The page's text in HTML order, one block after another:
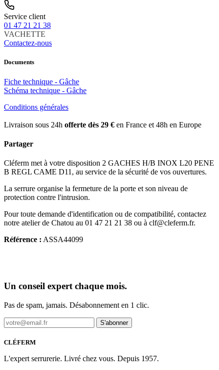
Service client
01 47 21 21 38
VACHETTE
Contactez-nous
Documents
Fiche technique - Gâche
Schéma technique - Gâche
Conditions générales
Livraison sous 24h offerte dès 29 € en France et 48h en Europe
Partager
Cléferm met à votre disposition 2 GACHES H/B INOX L20 PENE
B REGL CAME D11, au service de la sécurité de vos ouvertures.
La serrure organise la fermeture de la porte et son niveau de
protection contre l'intrusion.
Pour toute demande d'identification ou de compatibilité, contactez
notre atelier de Chatou au 01 47 21 21 38 ou à clf@cleferm.fr.
Référence : ASSA44099
Un conseil expert chaque mois.
Pas de spam, jamais. Désabonnement en 1 clic.
S'abonner
CLÉFERM
L'expert serrurerie. Livré chez vous. Depuis 1957.